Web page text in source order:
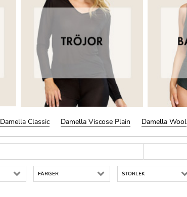
Damella Classic Damella Viscose Plain Damella Wool
FÄRGER STORLEK